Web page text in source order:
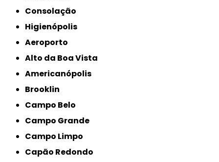
Consolação
Higienópolis
Aeroporto
Alto da Boa Vista
Americanópolis
Brooklin
Campo Belo
Campo Grande
Campo Limpo
Capão Redondo